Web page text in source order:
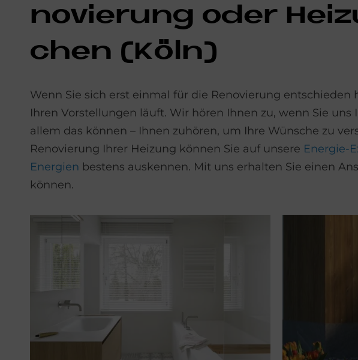
no­vie­rung oder
chen (Köln)
Wenn Sie sich erst einmal für die Renovierung
Ihren Vorstellungen läuft. Wir hören Ihnen zu, wenn Sie
allem das können – Ihnen zuhören, um Ihre Wünsche zu
Renovierung Ihrer Heizung können Sie auf unsere Energie-
Energien bestens auskennen. Mit uns erhalten Sie einen
können.